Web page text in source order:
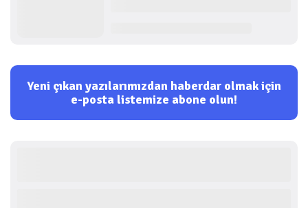
Yeni çıkan yazılarımızdan haberdar olmak için
e-posta listemize abone olun!